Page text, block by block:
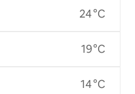
24 °C
19 °C
14 °C